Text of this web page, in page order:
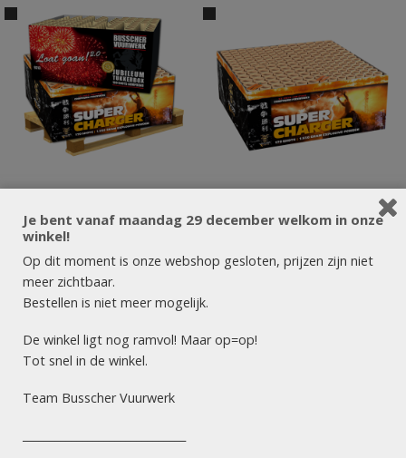
ACTIES
Palletvoordeel 1 – Loat
Goan 2.0 + Super
41% korting
BOXEN (COMPOUND /
Je bent vanaf maandag 29 december welkom in onze
winkel!
Op dit moment is onze webshop gesloten, prijzen zijn niet
meer zichtbaar.
Bestellen is niet meer mogelijk.
De winkel ligt nog ramvol! Maar op=op!
Tot snel in de winkel.
Team Busscher Vuurwerk